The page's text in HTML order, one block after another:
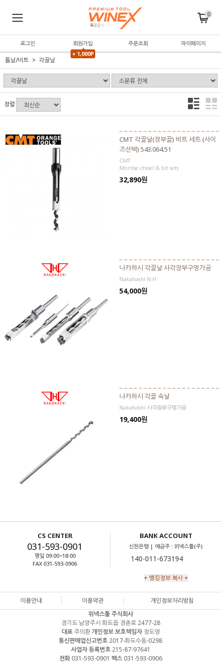
0
로그인
회원가입
+ 1,000P
주문조회 마이페이지
톱날/비트 각끌날
정렬
CMT 각끌날(장부끌) 비트 세트 (사이
즈선택) 543.064.51
CMT
Mortise chisel & bit sets
32,890원
나카하시 각끌날 사각장부구멍가공
Nakahashi N.H
54,000원
나카하시 각끌 속날
Nakahashi 사각장부구멍가공
19,400원
CS CENTER
031-593-0901
평일 09:00~18:00
FAX 031-593-0906
BANK ACCOUNT
신한은행 | 예금주 : 위넥스툴(주)
+ 뱅킹정보 복사 +
이용안내 이용약관
개인정보처리방침
위넥스툴 주식회사
경기도 남양주시 화도읍 경춘로 2477-28
대표주의환개인정보 보호책임자정도영
통신판매업신고번호 2017-화도수동-0298
사업자 등록번호215-87-97641
전화031-593-0901 팩스031-593-0906